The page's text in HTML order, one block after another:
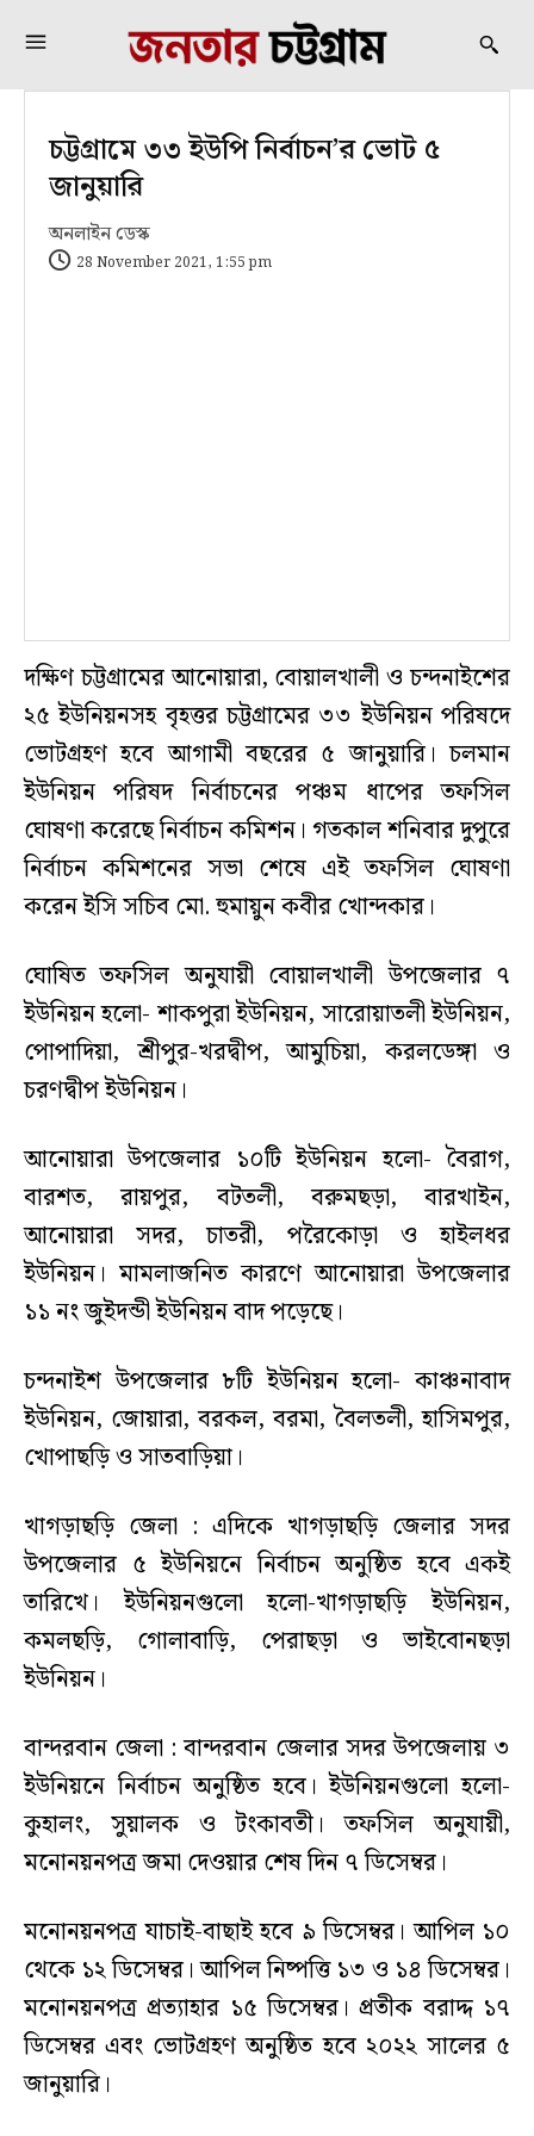
চট্টগ্রামে ৩৩ ইউপি নির্বাচন’র ভোট ৫
জানুয়ারি
অনলাইন ডেস্ক
28 November 2021, 1:55 pm
দক্ষিণ চট্টগ্রামের আনোয়ারা, বোয়ালখালী ও চন্দনাইশের
২৫ ইউনিয়নসহ বৃহত্তর চট্টগ্রামের ৩৩ ইউনিয়ন পরিষদে
ভোটগ্রহণ হবে আগামী বছরের ৫ জানুয়ারি। চলমান
ইউনিয়ন পরিষদ নির্বাচনের পঞ্চম ধাপের তফসিল
ঘোষণা করেছে নির্বাচন কমিশন। গতকাল শনিবার দুপুরে
নির্বাচন কমিশনের সভা শেষে এই তফসিল ঘোষণা
করেন ইসি সচিব মো. হুমায়ুন কবীর খোন্দকার।
ঘোষিত তফসিল অনুযায়ী বোয়ালখালী উপজেলার ৭
ইউনিয়ন হলো- শাকপুরা ইউনিয়ন, সারোয়াতলী ইউনিয়ন,
পোপাদিয়া, শ্রীপুর-খরদ্বীপ, আমুচিয়া, করলডেঙ্গা ও
চরণদ্বীপ ইউনিয়ন।
আনোয়ারা উপজেলার ১০টি ইউনিয়ন হলো- বৈরাগ,
বারশত, রায়পুর, বটতলী, বরুমছড়া, বারখাইন,
আনোয়ারা সদর, চাতরী, পরৈকোড়া ও হাইলধর
ইউনিয়ন। মামলাজনিত কারণে আনোয়ারা উপজেলার
১১ নং জুইদন্ডী ইউনিয়ন বাদ পড়েছে।
চন্দনাইশ উপজেলার ৮টি ইউনিয়ন হলো- কাঞ্চনাবাদ
ইউনিয়ন, জোয়ারা, বরকল, বরমা, বৈলতলী, হাসিমপুর,
খোপাছড়ি ও সাতবাড়িয়া।
খাগড়াছড়ি জেলা : এদিকে খাগড়াছড়ি জেলার সদর
উপজেলার ৫ ইউনিয়নে নির্বাচন অনুষ্ঠিত হবে একই
তারিখে। ইউনিয়নগুলো হলো-খাগড়াছড়ি ইউনিয়ন,
কমলছড়ি, গোলাবাড়ি, পেরাছড়া ও ভাইবোনছড়া
ইউনিয়ন।
বান্দরবান জেলা : বান্দরবান জেলার সদর উপজেলায় ৩
ইউনিয়নে নির্বাচন অনুষ্ঠিত হবে। ইউনিয়নগুলো হলো-
কুহালং, সুয়ালক ও টংকাবতী। তফসিল অনুযায়ী,
মনোনয়নপত্র জমা দেওয়ার শেষ দিন ৭ ডিসেম্বর।
মনোনয়নপত্র যাচাই-বাছাই হবে ৯ ডিসেম্বর। আপিল ১০
থেকে ১২ ডিসেম্বর। আপিল নিষ্পত্তি ১৩ ও ১৪ ডিসেম্বর।
মনোনয়নপত্র প্রত্যাহার ১৫ ডিসেম্বর। প্রতীক বরাদ্দ ১৭
ডিসেম্বর এবং ভোটগ্রহণ অনুষ্ঠিত হবে ২০২২ সালের ৫
জানুয়ারি।